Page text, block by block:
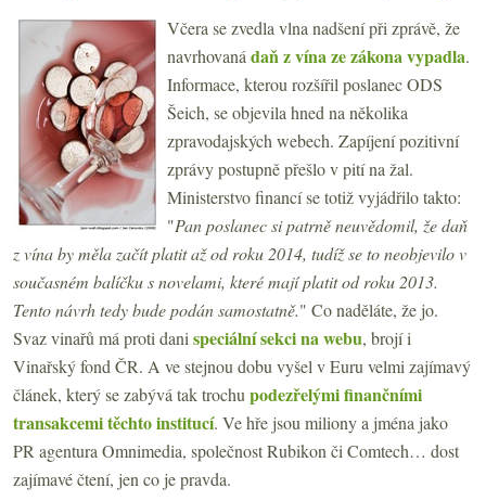
Včera se zvedla vlna nadšení při zprávě, že
navrhovaná daň z vína ze zákona vypadla.
Informace, kterou rozšířil poslanec ODS
Šeich, se objevila hned na několika
zpravodajských webech. Zapíjení pozitivní
zprávy postupně přešlo v pití na žal.
Ministerstvo financí se totiž vyjádřilo takto:
"Pan poslanec si patrně neuvědomil, že daň
z vína by měla začít platit až od roku 2014, tudíž se to neobjevilo v
současném balíčku s novelami, které mají platit od roku 2013.
Tento návrh tedy bude podán samostatně." Co naděláte, že jo.
Svaz vinařů má proti dani speciální sekci na webu, brojí i
Vinařský fond ČR. A ve stejnou dobu vyšel v Euru velmi zajímavý
článek, který se zabývá tak trochu podezřelými finančními
transakcemi těchto institucí. Ve hře jsou miliony a jména jako
PR agentura Omnimedia, společnost Rubikon či Comtech… dost
zajímavé čtení, jen co je pravda.